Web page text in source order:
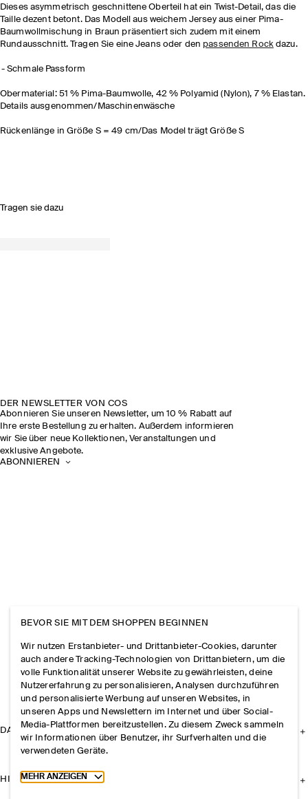
Dieses asymmetrisch geschnittene Oberteil hat ein Twist-Detail, das die
Taille dezent betont. Das Modell aus weichem Jersey aus einer Pima-
Baumwollmischung in Braun präsentiert sich zudem mit einem
Rundausschnitt. Tragen Sie eine Jeans oder den passenden Rockdazu.
Schmale Passform
Obermaterial: 51 % Pima-Baumwolle, 42 % Polyamid (Nylon), 7 % Elastan.
Details ausgenommen/Maschinenwäsche
Rückenlänge in Größe S = 49 cm/Das Model trägt Größe S
Tragen sie dazu
DER NEWSLETTER VON COS
Abonnieren Sie unseren Newsletter, um 10 % Rabatt auf
Ihre erste Bestellung zu erhalten. Außerdem informieren
wir Sie über neue Kollektionen, Veranstaltungen und
exklusive Angebote.
ABONNIEREN
DAS UNTERNEHMEN
HILFE
BEVOR SIE MIT DEM SHOPPEN BEGINNEN
Wir nutzen Erstanbieter- und Drittanbieter-Cookies, darunter
auch andere Tracking-Technologien von Drittanbietern, um die
volle Funktionalität unserer Website zu gewährleisten, deine
Nutzererfahrung zu personalisieren, Analysen durchzuführen
und personalisierte Werbung auf unseren Websites, in
unseren Apps und Newslettern im Internet und über Social-
Media-Plattformen bereitzustellen. Zu diesem Zweck sammeln
wir Informationen über Benutzer, ihr Surfverhalten und die
verwendeten Geräte.
Toggle more cookie information
MEHR ANZEIGEN